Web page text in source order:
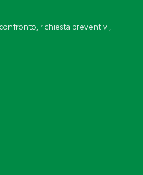
richiesta preventivi,